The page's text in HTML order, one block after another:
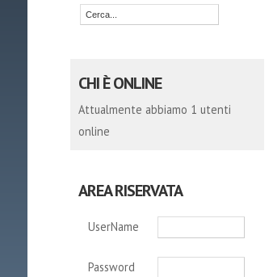
CHI È ONLINE
Attualmente abbiamo 1 utenti
online
AREA RISERVATA
UserName
Password